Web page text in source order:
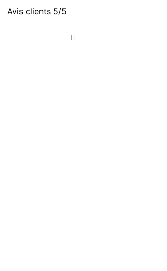
Avis clients 5/5